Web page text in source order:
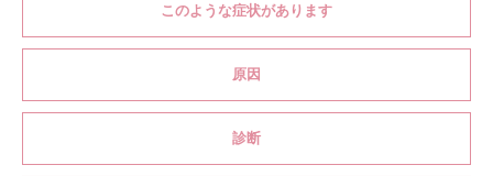
このような症状があります
原因
診断